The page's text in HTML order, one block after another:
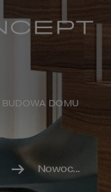
BUDOWA DOMU
Nowoc...